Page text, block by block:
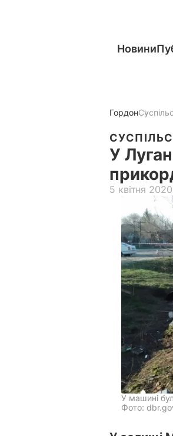
Новини
Гордон
У
5 квітня
У машині
Фото: